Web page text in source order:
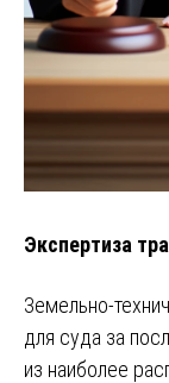
Экспертиза
Земельно-
для суда за
из наиболее